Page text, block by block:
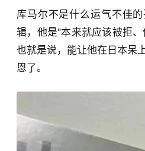
库马尔不是什么运气不佳
辑，他是"本来就应该被拒、
也就是说，能让他在日本呆
恩了。